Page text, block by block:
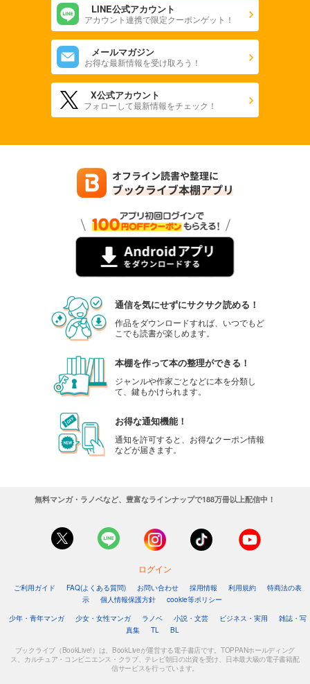
LINE公式アカウント
アカウント連携で限定クーポンゲット！
メールマガジン
お得な最新情報を受け取ろう！
X公式アカウント
フォローして最新情報をチェック！
通信を気にせずにサクサク読める！
作品をダウンロードすれば、いつでもど
こでも読書が楽しめます。
本棚を作って本の整理ができる！
ジャンルや作家ごとなどに本を分類し
て、鍵もかけられます。
お得な通知機能！
通知を許可すると、お得なクーポン情報
などが届きます。
無料マンガ・ラノベなど、豊富なラインナップで188万冊以上配信中！
ログイン
ご利用ガイド FAQ(よくある質問) お問い合わせ 採用情報 利用規約
特商法の表
示
個人情報保護方針
cookie等ポリシー
少年・青年マンガ
少女・女性マンガ ラノベ 小説・文芸 ビジネス・実用
雑誌・写
真集
TL BL
ブックライブ（BookLive!）は、BookLiveが運営する電子書店です。TOPPANホールディング
ス、カルチュア・コンビニエンス・クラブ、テレビ朝日の出資を受け、日本最大級の電子書籍配
信サービスを行っています。